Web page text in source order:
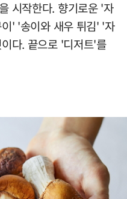
시작한다. 향기로운 '자
' '송이와 새우 튀김' '자
다. 끝으로 '디저트'를